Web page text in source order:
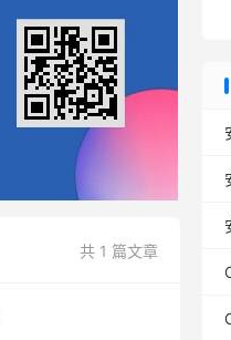
共 1 篇文章